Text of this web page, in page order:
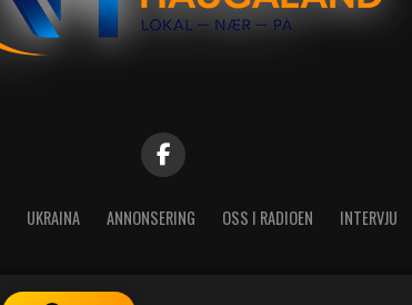
UKRAINA ANNONSERING OSS I RADIOEN INTERVJU